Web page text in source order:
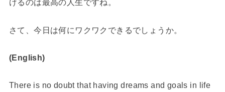
けるのは最高の人生ですね。
さて、今日は何にワクワクできるでしょうか。
(English)
There is no doubt that having dreams and goals in life